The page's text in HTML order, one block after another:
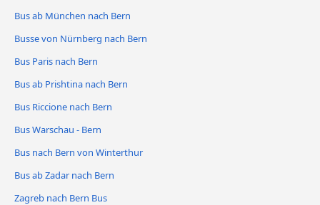
Bus ab München nach Bern
Busse von Nürnberg nach Bern
Bus Paris nach Bern
Bus ab Prishtina nach Bern
Bus Riccione nach Bern
Bus Warschau - Bern
Bus nach Bern von Winterthur
Bus ab Zadar nach Bern
Zagreb nach Bern Bus